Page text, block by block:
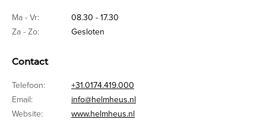
Ma - Vr:
08.30 - 17.30
Za - Zo:
Gesloten
Contact
Telefoon:
+31.0174.419.000
Email:
info@helmheus.nl
Website:
www.helmheus.nl